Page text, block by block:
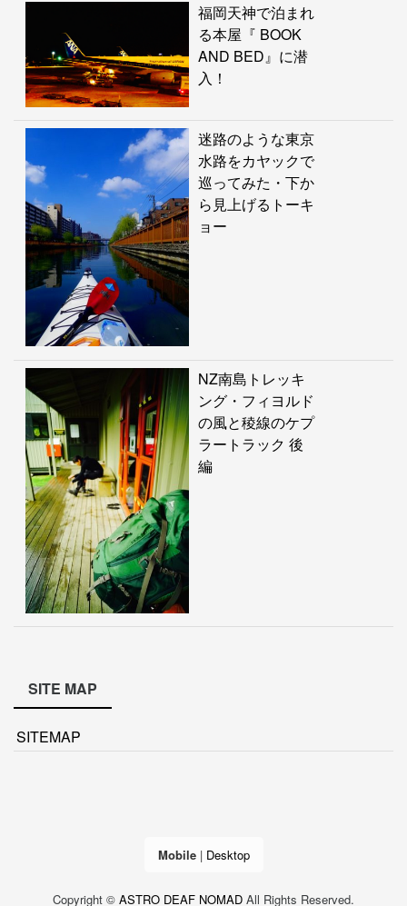
福岡天神で泊まれ
る本屋『 BOOK
AND BED』に潜
入！
迷路のような東京
水路をカヤックで
巡ってみた・下か
ら見上げるトーキ
ョー
NZ南島トレッキ
ング・フィヨルド
の風と稜線のケプ
ラートラック 後
編
SITE MAP
SITEMAP
Mobile| Desktop
Copyright © ASTRO DEAF NOMAD All Rights Reserved.